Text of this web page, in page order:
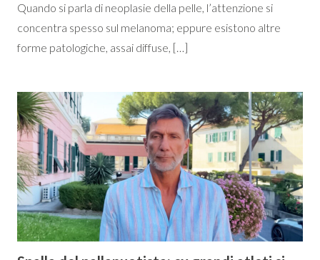
Quando si parla di neoplasie della pelle, l’attenzione si
concentra spesso sul melanoma; eppure esistono altre
forme patologiche, assai diffuse, […]